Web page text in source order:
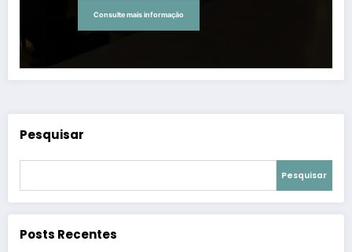
Consulte mais informação
Pesquisar
Pesquisar
Posts Recentes